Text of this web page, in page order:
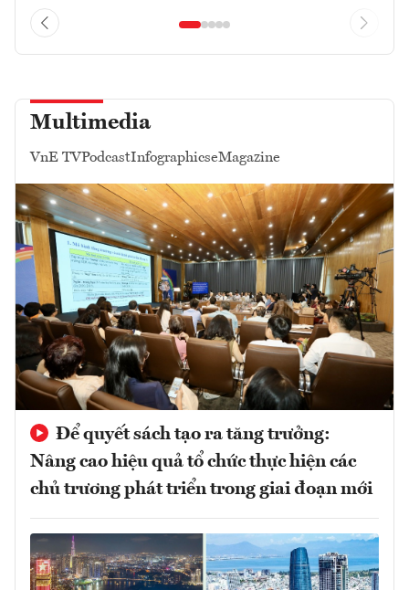
Multimedia
VnE TVPodcastInfographicseMagazine
Để quyết sách tạo ra tăng trưởng:
Nâng cao hiệu quả tổ chức thực hiện các
chủ trương phát triển trong giai đoạn mới